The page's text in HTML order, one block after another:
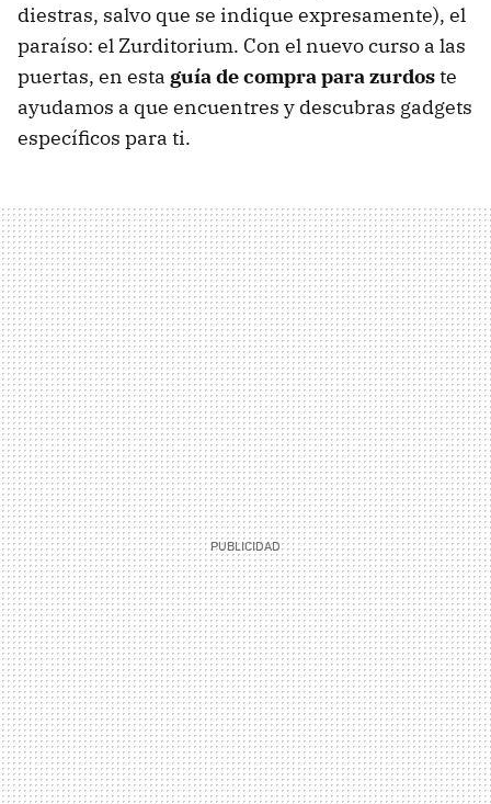
diestras, salvo que se indique expresamente), el
paraíso: el Zurditorium. Con el nuevo curso a las
puertas, en esta guía de compra para zurdoste
ayudamos a que encuentres y descubras gadgets
específicos para ti.